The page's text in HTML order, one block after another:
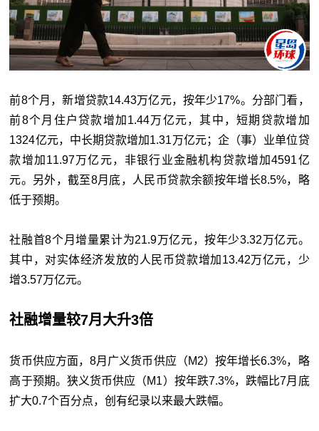
前8个月，新增贷款14.43万亿元，按年少17%。分部门看，
前8个月住户贷款增加1.44万亿元，其中，短期贷款增加
1324亿元，中长期贷款增加1.31万亿元；企（事）业单位贷
款增加11.97万亿元，非银行业金融机构贷款增加4591亿
元。另外，截至8月底，人民币贷款余额按年增长8.5%，略
低于预期。
社融首8个月增量累计为21.9万亿元，按年少3.32万亿元。
其中，对实体经济发放的人民币贷款增加13.42万亿元，少
增3.57万亿元。
社融增量较7月大升3倍
货币供应方面，8月广义货币供应（M2）按年增长6.3%，略
高于预期。狭义货币供应（M1）按年跌7.3%，跌幅比7月底
扩大0.7个百分点，创有纪录以来最大跌幅。